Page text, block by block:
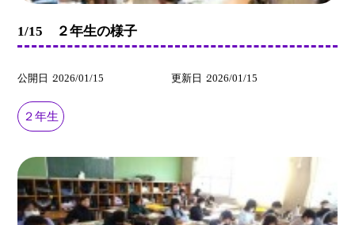
1/15 ２年生の様子
公開日 2026/01/15 更新日 2026/01/15
２年生